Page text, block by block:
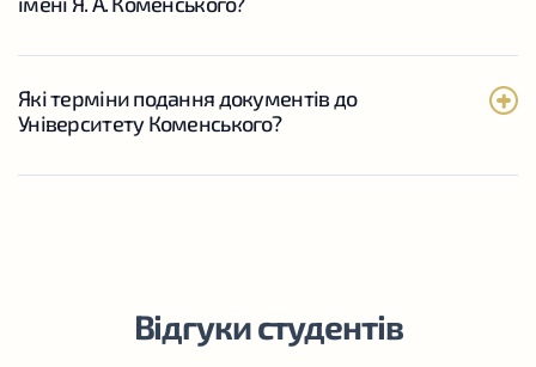
широкий спектр навчальних програм, що охоплюють
забезпечуються практичні знання та навички, необхідні
Завдяки участі в програмі Erasmus+ та інших міжнародних
обмінах студенти Університету імені Я. А. Коменського
Які терміни подання документів до
Університету Коменського?
Відгуки студентів